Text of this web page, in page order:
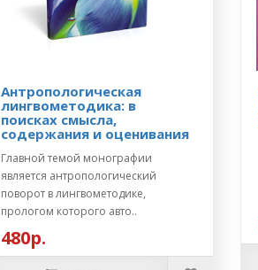
Антропологическая
лингвометодика: в
поисках смысла,
содержания и оценивания
Главной темой монографии
является антропологический
поворот в лингвометодике,
прологом которого авто..
480р.